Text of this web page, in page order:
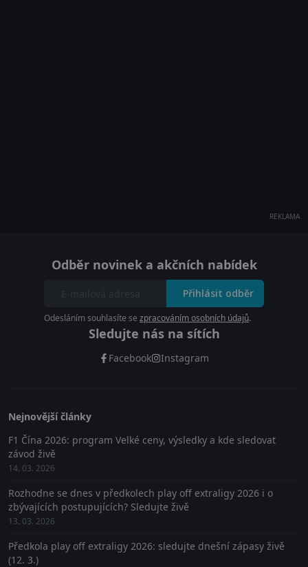
REKLAMA
Odběr novinek a akčních nabídek
Přihlásit odběr
Odesláním souhlasíte se zpracováním osobních údajů.
Sledujte nás na sítích
Facebook Instagram
Nejnovější články
F1 Čína 2026: program Velké ceny, výsledky a kde sledovat
závod živě
14. 03. 2026
Rozhodne se dnes v předkolech play off extraligy 2026 i o
zbývajících postupujících? Sledujte živě
13. 03. 2026
Předkola play off extraligy 2026: sledujte dnešní zápasy živě
(12. 3.)